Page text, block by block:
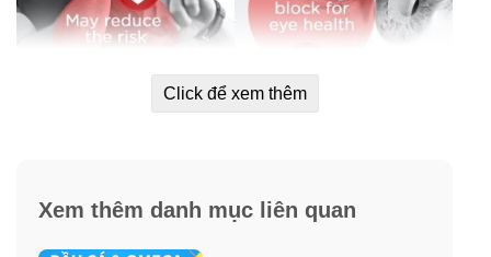
Click để xem thêm
Xem thêm danh mục liên quan